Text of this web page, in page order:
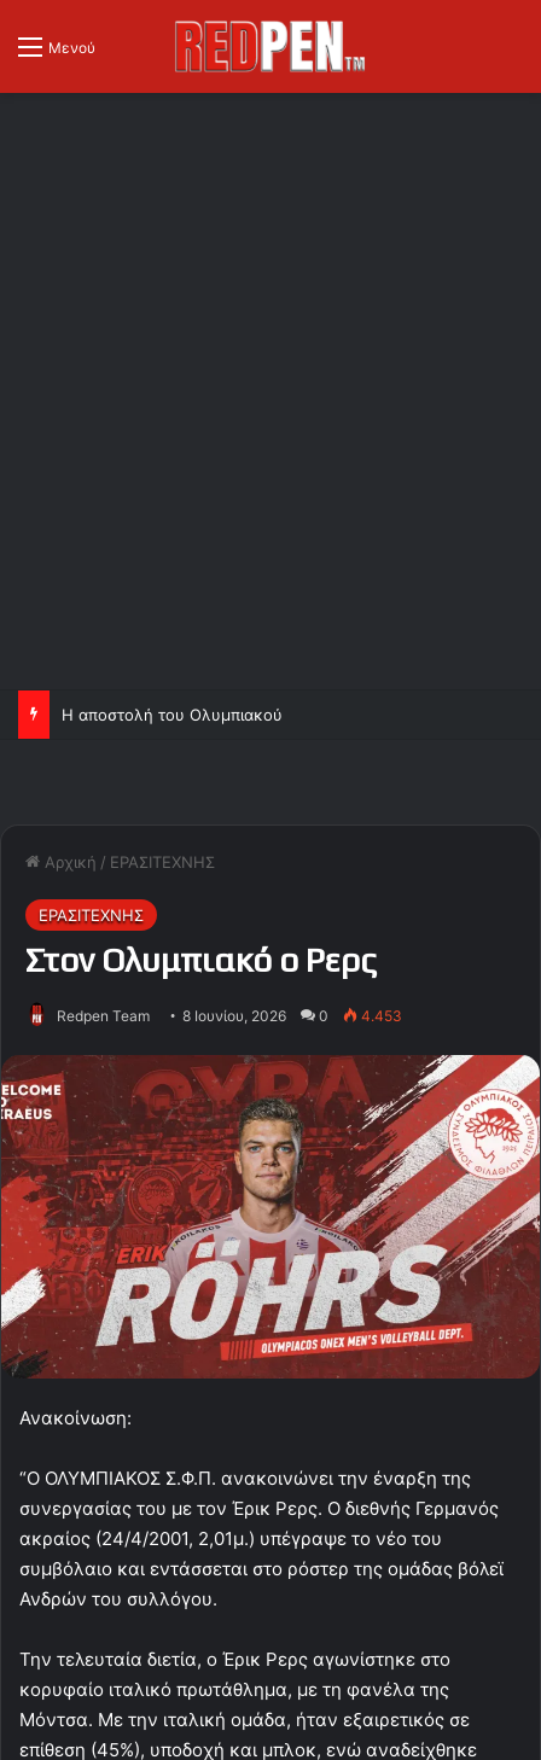
Μενού
Η αποστολή του Ολυμπιακού
Αρχική / ΕΡΑΣΙΤΕΧΝΗΣ
ΕΡΑΣΙΤΕΧΝΗΣ
Στον Ολυμπιακό ο Ρερς
Redpen Team 8 Ιουνίου, 2026 0 4.453
Ανακοίνωση:
“Ο ΟΛΥΜΠΙΑΚΟΣ Σ.Φ.Π. ανακοινώνει την έναρξη της
συνεργασίας του με τον Έρικ Ρερς. Ο διεθνής Γερμανός
ακραίος (24/4/2001, 2,01μ.) υπέγραψε το νέο του
συμβόλαιο και εντάσσεται στο ρόστερ της ομάδας βόλεϊ
Ανδρών του συλλόγου.
Την τελευταία διετία, ο Έρικ Ρερς αγωνίστηκε στο
κορυφαίο ιταλικό πρωτάθλημα, με τη φανέλα της
Μόντσα. Με την ιταλική ομάδα, ήταν εξαιρετικός σε
επίθεση (45%), υποδοχή και μπλοκ, ενώ αναδείχθηκε